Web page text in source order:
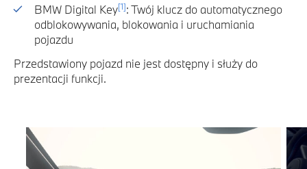
BMW Digital Key[1]: Twój klucz do automatycznego
odblokowywania, blokowania i uruchamiania
pojazdu
Przedstawiony pojazd nie jest dostępny i służy do
prezentacji funkcji.